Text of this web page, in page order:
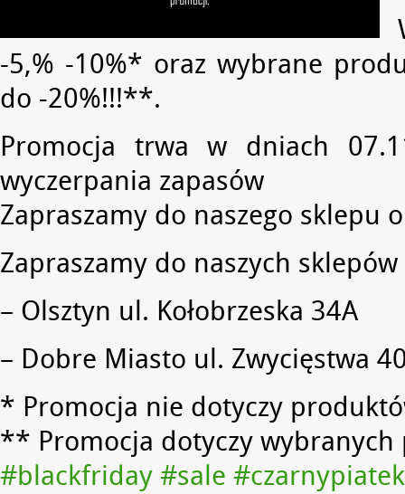
-5,% -10%* oraz wybrane
do -20%!!!**.
Promocja trwa w dniach
wyczerpania zapasów
Zapraszamy do naszego sklepu
Zapraszamy do naszych
– Olsztyn ul. Kołobrzeska 34A
– Dobre Miasto ul. Zwycięstwa
* Promocja nie dotyczy
** Promocja dotyczy
#blackfriday #sale #czarnypiatek